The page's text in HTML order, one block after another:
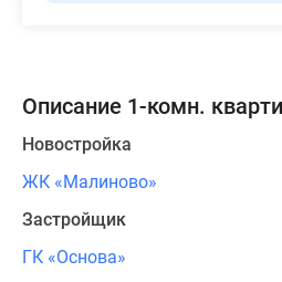
Описание 1-комн.
Новостройка
ЖК «Малиново»
Застройщик
ГК «Основа»